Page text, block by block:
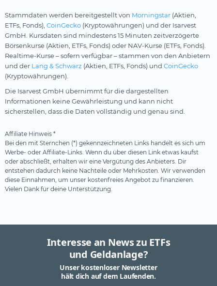
Stammdaten werden bereitgestellt von Morningstar (Aktien,
ETFs, Fonds), CoinGecko (Kryptowährungen) und der Isarvest
GmbH. Kursdaten sind mindestens 15 Minuten zeitverzögerte
Börsenkurse (Aktien, ETFs, Fonds) oder NAV-Kurse (ETFs, Fonds).
Realtime-Kurse – sofern verfügbar – stammen von den Anbietern
und der Lang & Schwarz (Aktien, ETFs, Fonds) und CoinGecko
(Kryptowährungen).
Die Isarvest GmbH übernimmt für die dargestellten
Informationen keine Gewährleistung und kann nicht
sicherstellen, dass die Daten vollständig und genau sind.
Affiliate Hinweis *
Bei den mit Sternchen (*) gekennzeichneten Links handelt es sich um
Werbe- oder Affiliate-Links. Wenn du über diesen Link etwas kaufst
oder abschließt, erhalten wir eine Vergütung des Anbieters. Dir
entstehen dadurch keine Nachteile oder Mehrkosten. Wir verwenden
diese Einnahmen, um unser kostenfreies Angebot zu finanzieren.
Vielen Dank für deine Unterstützung.
Interesse an News zu ETFs
und Geldanlage?
Unser kostenloser Newsletter
hält dich auf dem Laufenden.